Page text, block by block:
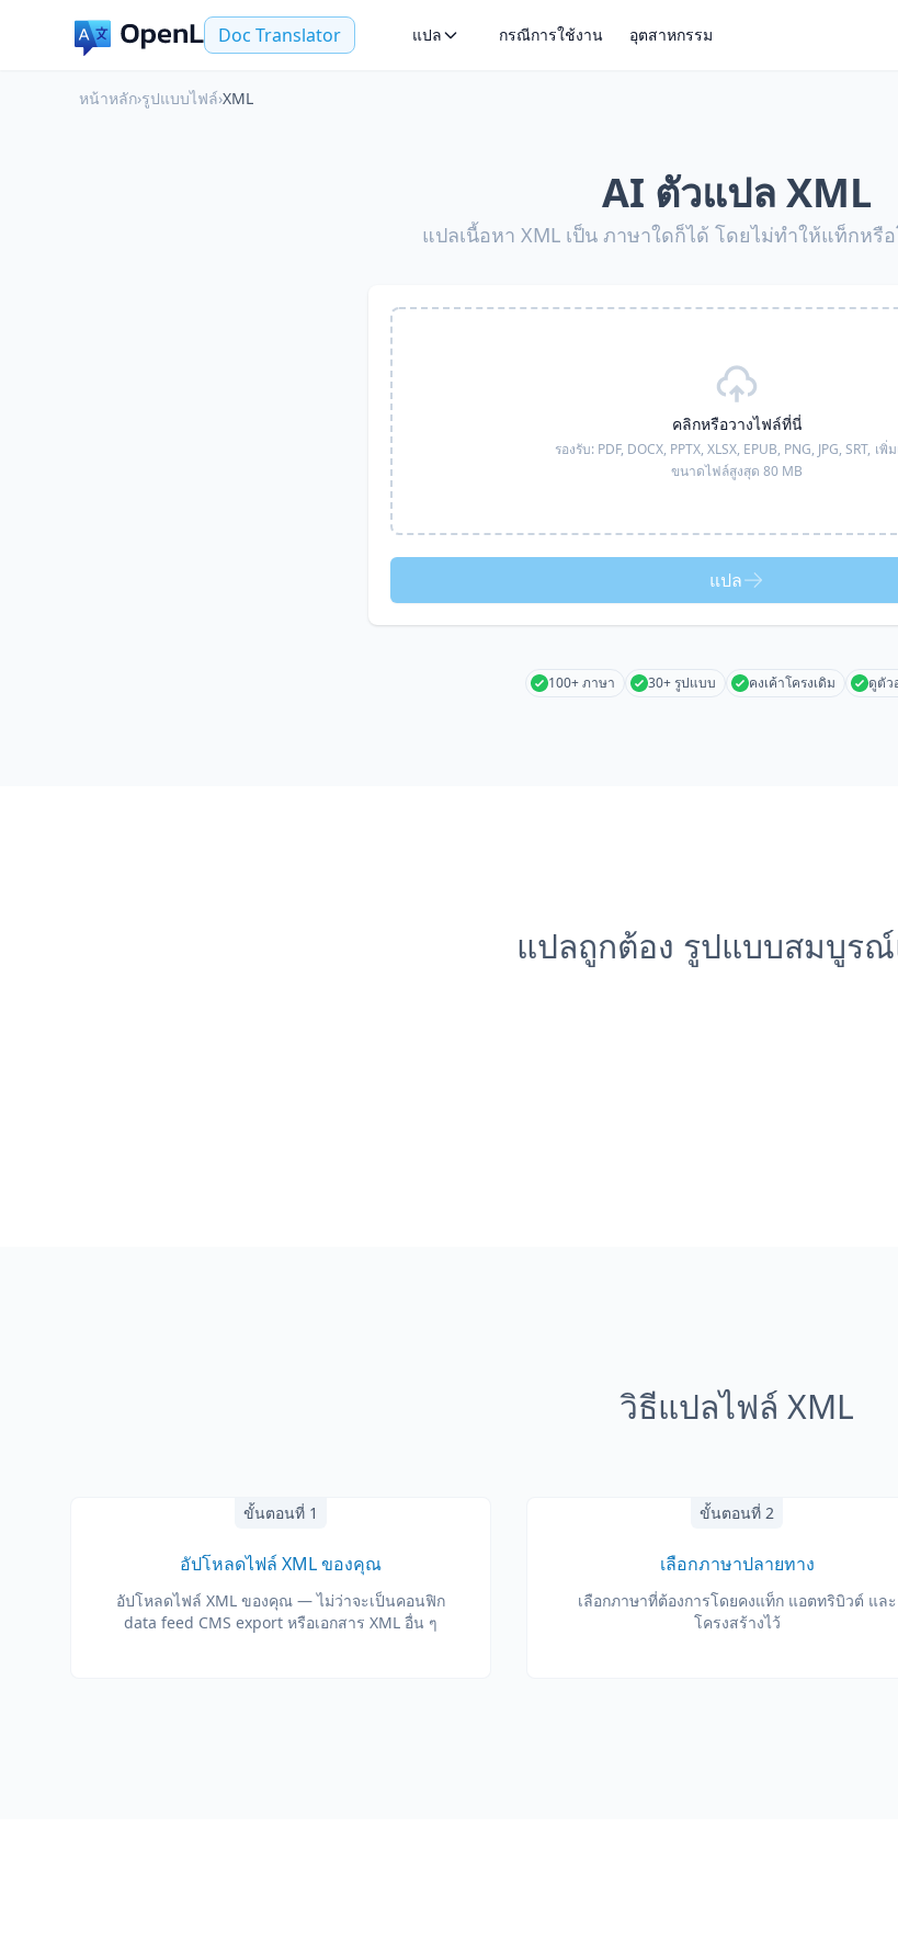
Doc Translator แปล กรณีการใช้งาน อุตสาหกรรม
หน้าหลัก›รูปแบบไฟล์›XML
AI ตัวแปล XML
แปลเนื้อหา XML เป็น ภาษาใดก็ได้ โดยไม่ทำให้แท็กหรือ
คลิกหรือวางไฟล์ที่นี่
รองรับ: PDF, DOCX, PPTX, XLSX, EPUB, PNG, JPG, SRT, เพิ่
ขนาดไฟล์สูงสุด 80 MB
แปล
100+ ภาษา 30+ รูปแบบ คงเค้าโครงเดิม ดูตัว
แปลถูกต้อง รูปแบบสมบูร
วิธีแปลไฟล์ XML
ขั้นตอนที่ 1
อัปโหลดไฟล์ XML ของคุณ
อัปโหลดไฟล์ XML ของคุณ — ไม่ว่าจะเป็นคอนฟิก
data feed CMS export หรือเอกสาร XML อื่น ๆ
ขั้นตอนที่ 2
เลือกภาษาปลายทาง
เลือกภาษาที่ต้องการโดยคงแท็ก แอตทริบิวต์ และ
โครงสร้างไว้